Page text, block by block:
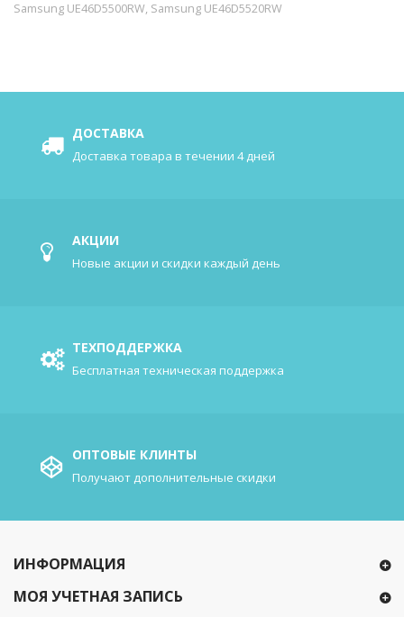
Samsung UE46D5500RW, Samsung UE46D5520RW
ДОСТАВКА
Доставка товара в течении 4 дней
АКЦИИ
Новые акции и скидки каждый день
ТЕХПОДДЕРЖКА
Бесплатная техническая поддержка
ОПТОВЫЕ КЛИНТЫ
Получают дополнительные скидки
ИНФОРМАЦИЯ
МОЯ УЧЕТНАЯ ЗАПИСЬ